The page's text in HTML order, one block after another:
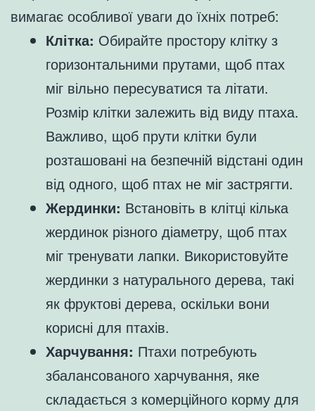
вимагає особливої уваги до їхніх потреб:
Клітка: Обирайте простору клітку з
горизонтальними прутами, щоб птах
міг вільно пересуватися та літати.
Розмір клітки залежить від виду птаха.
Важливо, щоб прути клітки були
розташовані на безпечній відстані один
від одного, щоб птах не міг застрягти.
Жердинки: Встановіть в клітці кілька
жердинок різного діаметру, щоб птах
міг тренувати лапки. Використовуйте
жердинки з натурального дерева, такі
як фруктові дерева, оскільки вони
корисні для птахів.
Харчування: Птахи потребують
збалансованого харчування, яке
складається з комерційного корму для